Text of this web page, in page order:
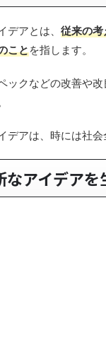
デアとは、 従来の
ことを指します。
ックなどの改善や
デアは、時には社
なアイデア